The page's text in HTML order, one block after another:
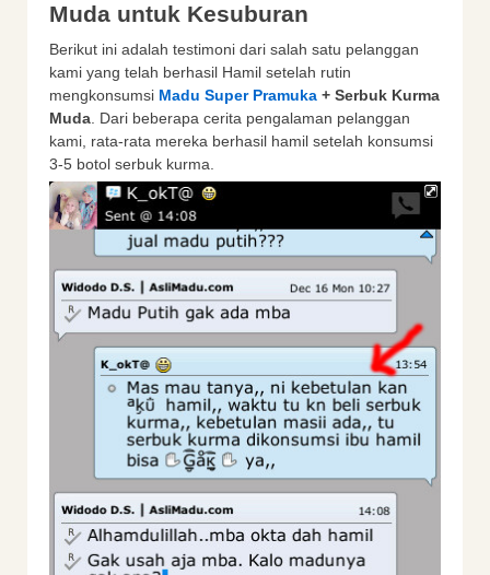
Muda untuk Kesuburan
Berikut ini adalah testimoni dari salah satu pelanggan
kami yang telah berhasil Hamil setelah rutin
mengkonsumsi Madu Super Pramuka + Serbuk Kurma
Muda . Dari beberapa cerita pengalaman pelanggan
kami, rata-rata mereka berhasil hamil setelah konsumsi
3-5 botol serbuk kurma.